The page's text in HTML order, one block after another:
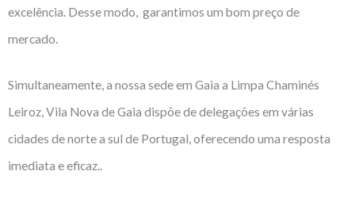
excelência. Desse modo, garantimos um bom preço de
mercado.
Simultaneamente, a nossa sede em Gaia a Limpa Chaminés
Leiroz, Vila Nova de Gaia dispõe de delegações em várias
cidades de norte a sul de Portugal, oferecendo uma resposta
imediata e eficaz..